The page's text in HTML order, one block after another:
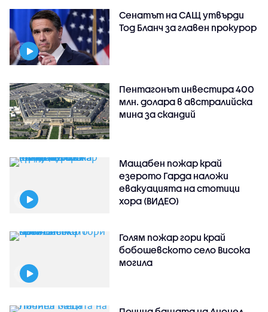
Сенатът на САЩ утвърди
Тод Бланч за главен прокурор
Пентагонът инвестира 400
млн. долара в австралийска
мина за скандий
Мащабен пожар край
езерото Гарда наложи
евакуацията на стотици
хора (ВИДЕО)
Голям пожар гори край
бобошевското село Висока
могила